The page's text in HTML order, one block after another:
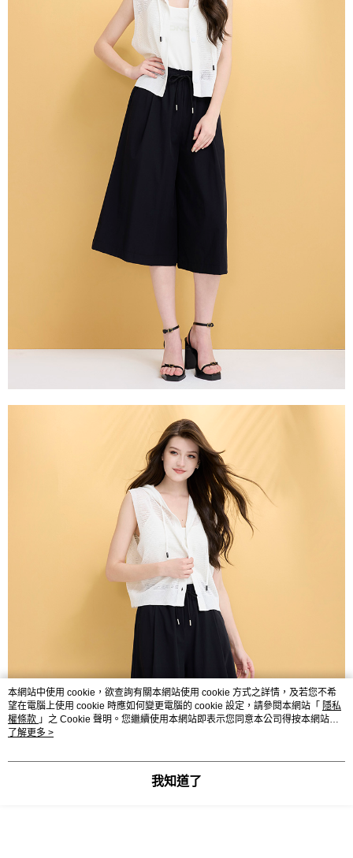
本網站中使用 cookie，欲查詢有關本網站使用 cookie 方式之詳情，及若您不希
望在電腦上使用 cookie 時應如何變更電腦的 cookie 設定，請參閱本網站「 隱私
權條款 」之 Cookie 聲明。您繼續使用本網站即表示您同意本公司得按本網站使
用條款之 Cookie 聲明使用 cookie。
了解更多 >
我知道了